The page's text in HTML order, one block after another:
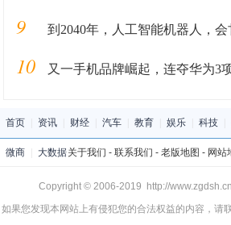
9 到2040年，人工智能机器人，会甘
10 又一手机品牌崛起，连夺华为3项第一
首页 资讯 财经 汽车 教育 娱乐 科技
微商 大数据关于我们 - 联系我们 - 老版地图 - 网站
Copyright © 2006-2019 http://
如果您发现本网站上有侵犯您的合法权益的内容，请